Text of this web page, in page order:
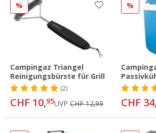
%
Campingaz Triangel
Reinigungsbürste für Grill
(2)
CHF 10,95UVP CHF 12,99
%
CHF 34,